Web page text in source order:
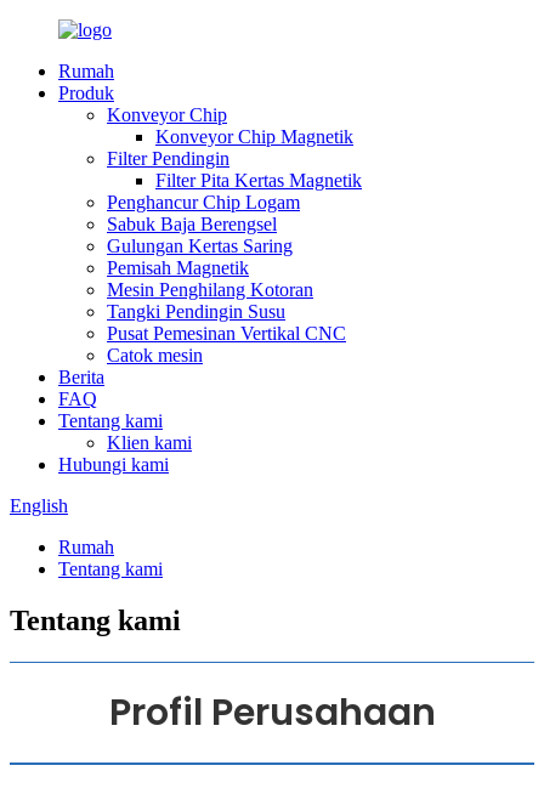
Rumah
Produk
Konveyor Chip
Konveyor Chip Magnetik
Filter Pendingin
Filter Pita Kertas Magnetik
Penghancur Chip Logam
Sabuk Baja Berengsel
Gulungan Kertas Saring
Pemisah Magnetik
Mesin Penghilang Kotoran
Tangki Pendingin Susu
Pusat Pemesinan Vertikal CNC
Catok mesin
Berita
FAQ
Tentang kami
Klien kami
Hubungi kami
English
Rumah
Tentang kami
Tentang kami
Profil Perusahaan